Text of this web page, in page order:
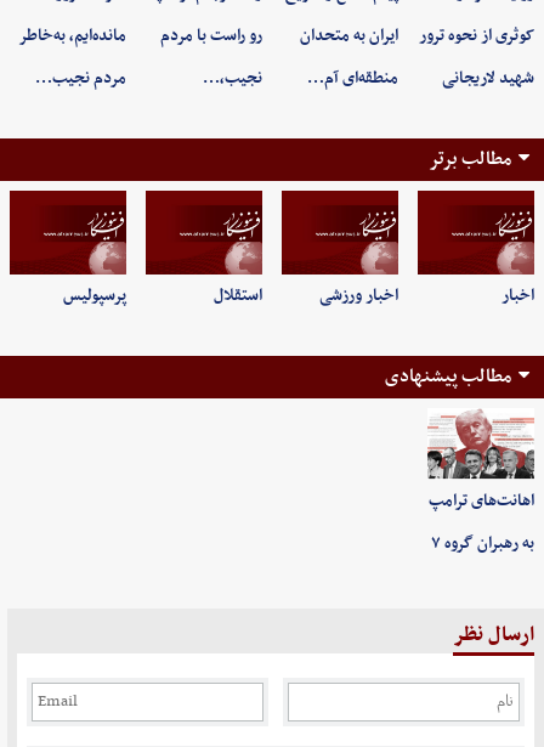
کوثری از نحوه ترور
شهید لاریجانی
ایران به متحدان
منطقه‌ای آم…
رو راست با مردم
نجیب،…
مانده‌ایم، به‌خاطر
مردم نجیب…
مطالب برتر
اخبار اخبار ورزشی استقلال پرسپولیس
مطالب پیشنهادی
اهانت‌های ترامپ
به رهبران گروه ۷
ارسال نظر